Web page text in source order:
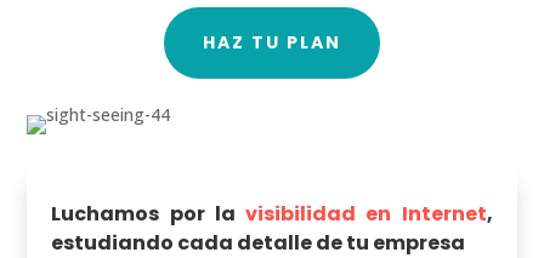
HAZ TU PLAN
Luchamos por lavisibilidad en Internet,
estudiando cada detalle de tu empresa